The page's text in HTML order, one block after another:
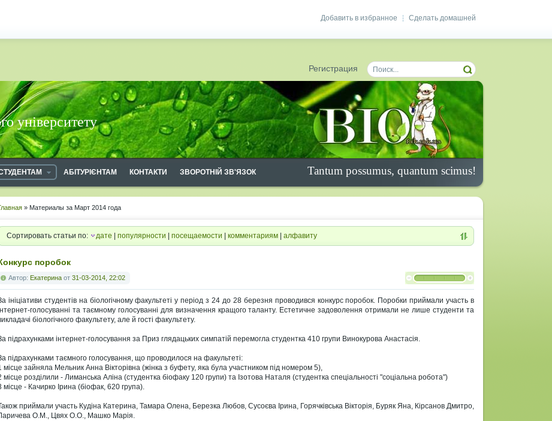
Сделать домашней
Добавить в избранное
Регистрация
університету
Tantum possumus, quantum scimus!
АБІТУРІЄНТАМ КОНТАКТИ ЗВОРОТНІЙ ЗВ'ЯЗОК
» Материалы за Март 2014 года
Сортировать статьи по: дате популярности посещаемости комментариям алфавиту
Конкурс поробок
Автор: Екатерина от 31-03-2014, 22:02
ініціативи студентів на біологічному факультеті у період з 24 до 28 березня проводився конкурс поробок. Поробки приймали участь в
Інтернет-голосуванні та таємному голосуванні для визначення кращого таланту. Естетичне задоволення отримали не лише студенти та
біологічного факультету, але й гості факультету.
підрахунками інтернет-голосування за Приз глядацьких симпатій перемогла студентка 410 групи Винокурова Анастасія.
підрахунками таємного голосування, що проводилося на факультеті:
місце зайняла Мельник Анна Вікторівна (жінка з буфету, яка була участником під номером 5),
місце розділили - Лиманська Аліна (студентка біофаку 120 групи) та Ізотова Наталя (студентка спеціальності "соціальна робота")
місце - Качирко Ірина (біофак, 620 група).
приймали участь Кудіна Катерина, Тамара Олена, Березка Любов, Сусоєва Ірина, Горячківська Вікторія, Буряк Яна, Кірсанов Дмитро,
О.М., Цвях О.О., Машко Марія.